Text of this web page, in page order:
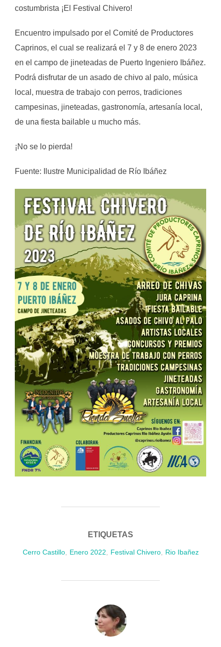
costumbrista ¡El Festival Chivero!
Encuentro impulsado por el Comité de Productores
Caprinos, el cual se realizará el 7 y 8 de enero 2023
en el campo de jineteadas de Puerto Ingeniero Ibáñez.
Podrá disfrutar de un asado de chivo al palo, música
local, muestra de trabajo con perros, tradiciones
campesinas, jineteadas, gastronomía, artesanía local,
de una fiesta bailable u mucho más.
¡No se lo pierda!
Fuente: Ilustre Municipalidad de Río Ibáñez
ETIQUETAS
Cerro Castillo, Enero 2022 Festival Chivero, Rio Ibañez
AUTOR DE LA PUBLICACIÓN